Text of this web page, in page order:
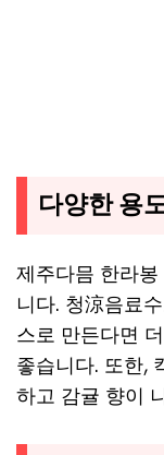
다양한 용
제주다믐 한라
니다. 청涼음료
스로 만든다면
좋습니다. 또한,
하고 감귤 향이